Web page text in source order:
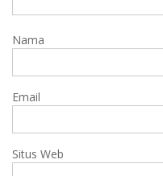
Nama
Email
Situs Web